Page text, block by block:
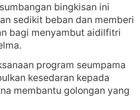
bingkisan ini
sedikit beban dan memberi
bagi menyambut aidilfitri
program seumpama
kesedaran kepada
membantu golongan yang